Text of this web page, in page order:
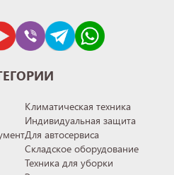
Климатическая техника
Индивидуальная защита
Для автосервиса
Складское оборудование
Техника для уборки